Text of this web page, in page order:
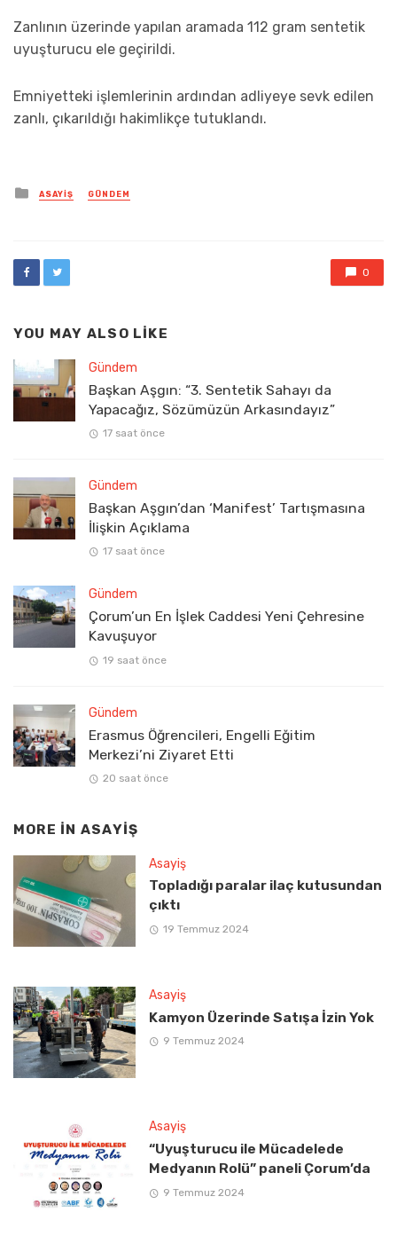
Zanlının üzerinde yapılan aramada 112 gram sentetik
uyuşturucu ele geçirildi.
Emniyetteki işlemlerinin ardından adliyeye sevk edilen
zanlı, çıkarıldığı hakimlikçe tutuklandı.
Posted
in
ASAYIŞ GÜNDEM
0
YOU MAY ALSO LIKE
Gündem
Başkan Aşgın: “3. Sentetik Sahayı da
Yapacağız, Sözümüzün Arkasındayız”
17 saat önce
Gündem
Başkan Aşgın’dan ‘Manifest’ Tartışmasına
İlişkin Açıklama
17 saat önce
Gündem
Çorum’un En İşlek Caddesi Yeni Çehresine
Kavuşuyor
19 saat önce
Gündem
Erasmus Öğrencileri, Engelli Eğitim
Merkezi’ni Ziyaret Etti
20 saat önce
MORE IN ASAYIŞ
Asayiş
Topladığı paralar ilaç kutusundan
çıktı
19 Temmuz 2024
Asayiş
Kamyon Üzerinde Satışa İzin Yok
9 Temmuz 2024
Asayiş
“Uyuşturucu ile Mücadelede
Medyanın Rolü” paneli Çorum’da
9 Temmuz 2024